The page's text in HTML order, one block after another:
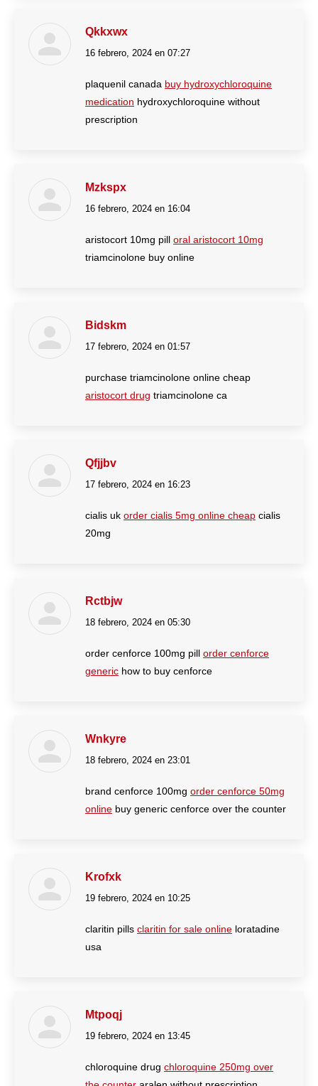
Qkkxwx
dice:
16 febrero, 2024 en 07:27
plaquenil canada buy hydroxychloroquine
medication hydroxychloroquine without
prescription
Mzkspx
dice:
16 febrero, 2024 en 16:04
aristocort 10mg pill oral aristocort 10mg
triamcinolone buy online
Bidskm
dice:
17 febrero, 2024 en 01:57
purchase triamcinolone online cheap
aristocort drug triamcinolone ca
Qfjjbv
dice:
17 febrero, 2024 en 16:23
cialis uk order cialis 5mg online cheap cialis
20mg
Rctbjw
dice:
18 febrero, 2024 en 05:30
order cenforce 100mg pill order cenforce
generic how to buy cenforce
Wnkyre
dice:
18 febrero, 2024 en 23:01
brand cenforce 100mg order cenforce 50mg
online buy generic cenforce over the counter
Krofxk
dice:
19 febrero, 2024 en 10:25
claritin pills claritin for sale online loratadine
usa
Mtpoqj
dice:
19 febrero, 2024 en 13:45
chloroquine drug chloroquine 250mg over